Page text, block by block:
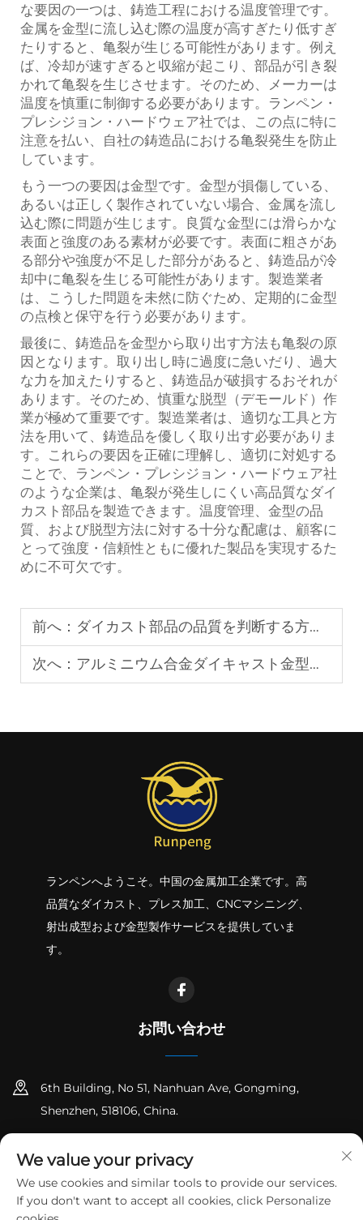
な要因の一つは、鋳造工程における温度管理です。
金属を金型に流し込む際の温度が高すぎたり低すぎ
たりすると、亀裂が生じる可能性があります。例え
ば、冷却が速すぎると収縮が起こり、部品が引き裂
かれて亀裂を生じさせます。そのため、メーカーは
温度を慎重に制御する必要があります。ランペン・
プレシジョン・ハードウェア社では、この点に特に
注意を払い、自社の鋳造品における亀裂発生を防止
しています。
もう一つの要因は金型です。金型が損傷している、
あるいは正しく製作されていない場合、金属を流し
込む際に問題が生じます。良質な金型には滑らかな
表面と強度のある素材が必要です。表面に粗さがあ
る部分や強度が不足した部分があると、鋳造品が冷
却中に亀裂を生じる可能性があります。製造業者
は、こうした問題を未然に防ぐため、定期的に金型
の点検と保守を行う必要があります。
最後に、鋳造品を金型から取り出す方法も亀裂の原
因となります。取り出し時に過度に急いだり、過大
な力を加えたりすると、鋳造品が破損するおそれが
あります。そのため、慎重な脱型（デモールド）作
業が極めて重要です。製造業者は、適切な工具と方
法を用いて、鋳造品を優しく取り出す必要がありま
す。これらの要因を正確に理解し、適切に対処する
ことで、ランペン・プレシジョン・ハードウェア社
のような企業は、亀裂が発生しにくい高品質なダイ
カスト部品を製造できます。温度管理、金型の品
質、および脱型方法に対する十分な配慮は、顧客に
とって強度・信頼性ともに優れた製品を実現するた
めに不可欠です。
前へ： ダイカスト部品の品質を判断する方法：外観、寸法、機械的性質の3つの観点から検査します
次へ： アルミニウム合金ダイキャスト金型の寿命はどのくらいですか？金型耐久性に影響を与える4つの主要な要因
ランペンへようこそ。中国の金属加工企業です。高
品質なダイカスト、プレス加工、CNCマシニング、
射出成型および金型製作サービスを提供していま
す。
お問い合わせ
6th Building, No 51, Nanhuan Ave, Gongming,
Shenzhen, 518106, China.
[email protected]
We value your privacy
We use cookies and similar tools to provide our services.
If you don't want to accept all cookies, click Personalize